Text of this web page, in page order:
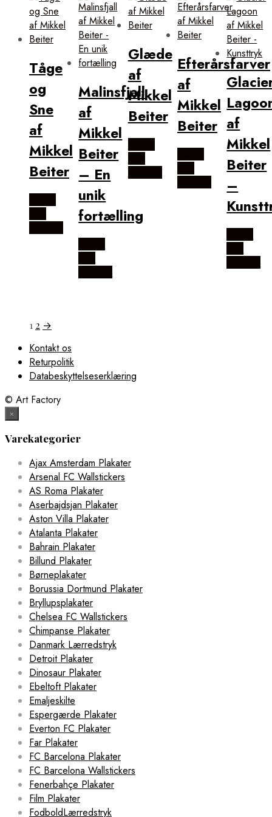
Tåge
og
Sne
af
Mikkel
Beiter
Malinsfjall
af
Mikkel
Beiter
– En
unik
fortælling
Glæde
af
Mikkel
Beiter
Efterårsfarver
af
Mikkel
Beiter af
Mikkel
Beiter
–
1 2 →
Kontakt os
Returpolitik
Databeskyttelseserklæring
© Art Factory
×
Varekategorier
Ajax Amsterdam Plakater
Arsenal FC Wallstickers
AS Roma Plakater
Aserbajdsjan Plakater
Aston Villa Plakater
Atalanta Plakater
Bahrain Plakater
Billund Plakater
Børneplakater
Borussia Dortmund Plakater
Bryllupsplakater
Chelsea FC Wallstickers
Chimpanse Plakater
Danmark Lærredstryk
Detroit Plakater
Dinosaur Plakater
Ebeltoft Plakater
Emaljeskilte
Espergærde Plakater
Everton FC Plakater
Far Plakater
FC Barcelona Plakater
FC Barcelona Wallstickers
Fenerbahçe Plakater
Film Plakater
FodboldLærredstryk